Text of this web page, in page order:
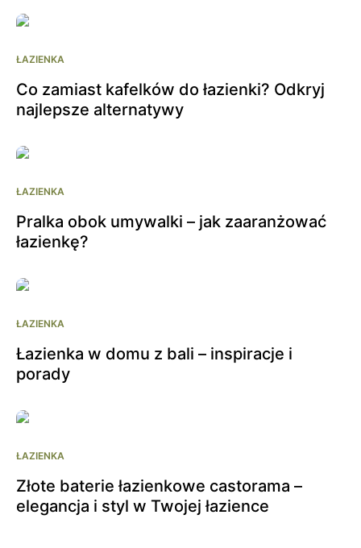
ŁAZIENKA
Co zamiast kafelków do łazienki? Odkryj
najlepsze alternatywy
ŁAZIENKA
Pralka obok umywalki – jak zaaranżować
łazienkę?
ŁAZIENKA
Łazienka w domu z bali – inspiracje i
porady
ŁAZIENKA
Złote baterie łazienkowe castorama –
elegancja i styl w Twojej łazience